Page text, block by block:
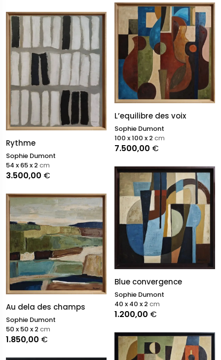
Rythme
Sophie Dumont
3.500,00 €
54 x 65 x 2 cm
Au dela des champs
Sophie Dumont
1.850,00 €
50 x 50 x 2 cm
L’equilibre des voix
Sophie Dumont
7.500,00 €
100 x 100 x 2 cm
Blue convergence
Sophie Dumont
1.200,00 €
40 x 40 x 2 cm